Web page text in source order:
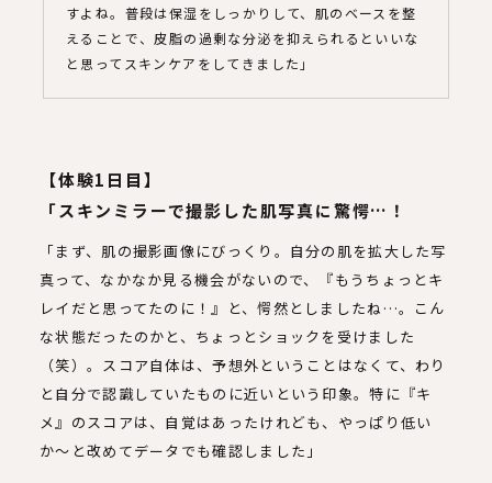
すよね。普段は保湿をしっかりして、肌のベースを整
えることで、皮脂の過剰な分泌を抑えられるといいな
と思ってスキンケアをしてきました」
【体験1日目】
「スキンミラーで撮影した肌写真に驚愕…！
「まず、肌の撮影画像にびっくり。自分の肌を拡大した写
真って、なかなか見る機会がないので、『もうちょっとキ
レイだと思ってたのに！』と、愕然としましたね…。こん
な状態だったのかと、ちょっとショックを受けました
（笑）。スコア自体は、予想外ということはなくて、わり
と自分で認識していたものに近いという印象。特に『キ
メ』のスコアは、自覚はあったけれども、やっぱり低い
か〜と改めてデータでも確認しました」